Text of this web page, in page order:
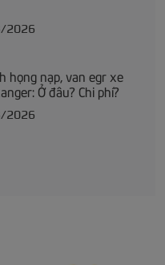
2026
họng nạp, van egr xe
Ở đâu? Chi phí?
2026